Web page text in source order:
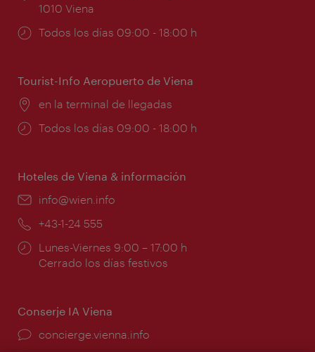
1010 Viena
Horarios
Todos los días 09:00 - 18:00 h
Tourist-Info Aeropuerto de Viena
Lugar:
en la terminal de llegadas
Horarios
Todos los días 09:00 - 18:00 h
Hoteles de Viena & información
e-
info@wien.info
Teléfono:
+43-1-24 555
Horarios
de
Lunes-Viernes 9:00 – 17:00 h
Cerrado los días festivos
Conserje IA Viena
concierge.vienna.info